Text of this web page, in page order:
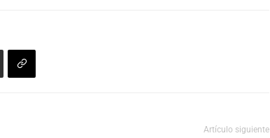
Artículo siguiente